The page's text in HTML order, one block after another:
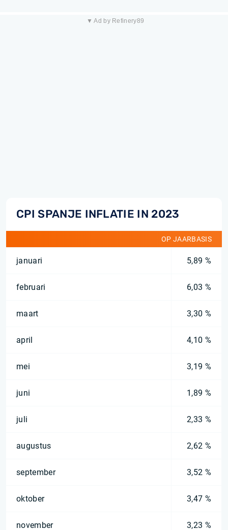
▼ Ad by Refinery89
CPI SPANJE INFLATIE IN 2023
OP JAARBASIS
januari 5,89 %
februari 6,03 %
maart 3,30 %
april 4,10 %
mei 3,19 %
juni 1,89 %
juli 2,33 %
augustus 2,62 %
september 3,52 %
oktober 3,47 %
november 3,23 %